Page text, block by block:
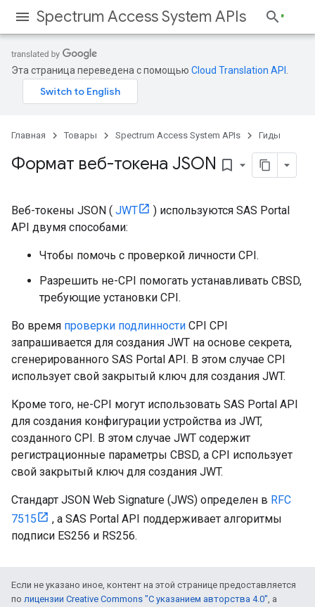
Spectrum Access System APIs
Эта страница переведена с помощью Cloud Translation API
Главная Товары Spectrum Access System APIs Гиды
Формат веб-токена JSON bookmark_border
Веб-токены JSON ( JWT
) используются SAS Portal
API двумя способами:
Чтобы помочь с проверкой личности CPI.
Разрешить не-CPI помогать устанавливать CBSD,
требующие установки CPI.
Во время проверки подлинности CPI CPI
запрашивается для создания JWT на основе секрета,
сгенерированного SAS Portal API. В этом случае CPI
использует свой закрытый ключ для создания JWT.
Кроме того, не-CPI могут использовать SAS Portal API
для создания конфигурации устройства из JWT,
созданного CPI. В этом случае JWT содержит
регистрационные параметры CBSD, а CPI использует
свой закрытый ключ для создания JWT.
Стандарт JSON Web Signature (JWS) определен в RFC
7515
, а SAS Portal API поддерживает алгоритмы
подписи ES256 и RS256.
Если не указано иное, контент на этой странице предоставляется
по лицензии Creative Commons "С указанием авторства 4.0", а